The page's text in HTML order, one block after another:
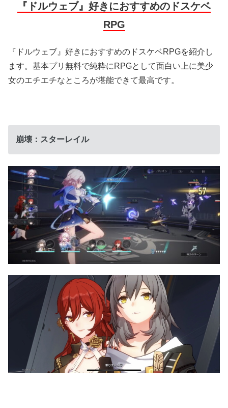
『ドルウェブ』好きにおすすめのドスケベ
RPG
『ドルウェブ』好きにおすすめのドスケベRPGを紹介し
ます。基本プリ無料で純粋にRPGとして面白い上に美少
女のエチエチなところが堪能できて最高です。
崩壊：スターレイル